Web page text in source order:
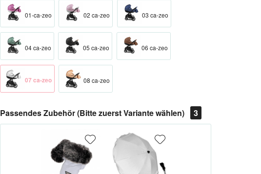
01-ca-zeo 02 ca-zeo 03 ca-zeo
04 ca-zeo 05 ca-zeo 06 ca-zeo
07 ca-zeo 08 ca-zeo
Passendes Zubehör (Bitte zuerst Variante wählen) 3